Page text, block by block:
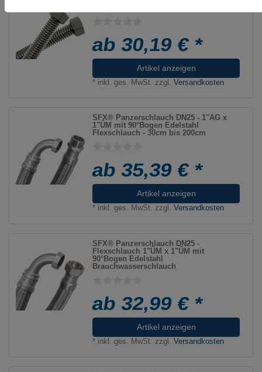
ab 30,19 € *
Artikel anzeigen
* inkl. ges. MwSt. zzgl.Versandkosten
SFX® Panzerschlauch DN25 - 1"AG x
1"ÜM mit 90°Bogen Edelstahl
Flexschlauch - 30cm bis 200cm
ab 35,39 € *
Artikel anzeigen
* inkl. ges. MwSt. zzgl.Versandkosten
SFX® Panzerschlauch DN25 -
Flexschlauch 1"ÜM x 1"ÜM mit
90°Bogen Edelstahl
Brauchwasserschlauch
ab 32,99 € *
Artikel anzeigen
* inkl. ges. MwSt. zzgl.Versandkosten